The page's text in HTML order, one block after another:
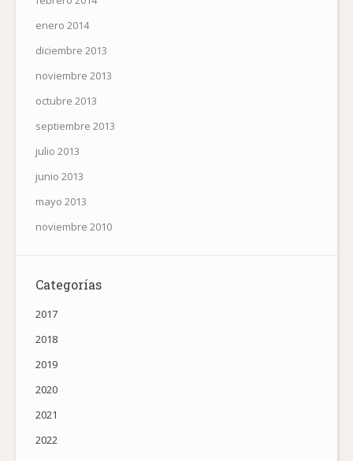
enero 2014
diciembre 2013
noviembre 2013
octubre 2013
septiembre 2013
julio 2013
junio 2013
mayo 2013
noviembre 2010
Categorías
2017
2018
2019
2020
2021
2022